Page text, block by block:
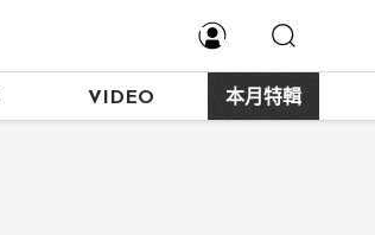
VIDEO 本月特輯